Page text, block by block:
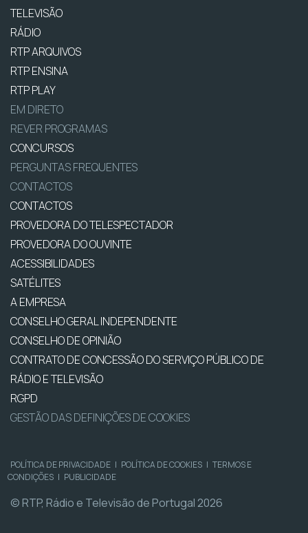
TELEVISÃO
RÁDIO
RTP ARQUIVOS
RTP ENSINA
RTP PLAY
EM DIRETO
REVER PROGRAMAS
CONCURSOS
PERGUNTAS FREQUENTES
CONTACTOS
CONTACTOS
PROVEDORA DO TELESPECTADOR
PROVEDORA DO OUVINTE
ACESSIBILIDADES
SATÉLITES
A EMPRESA
CONSELHO GERAL INDEPENDENTE
CONSELHO DE OPINIÃO
CONTRATO DE CONCESSÃO DO SERVIÇO PÚBLICO DE
RÁDIO E TELEVISÃO
RGPD
GESTÃO DAS DEFINIÇÕES DE COOKIES
POLÍTICA DE PRIVACIDADE | POLÍTICA DE COOKIES | TERMOS E
CONDIÇÕES | PUBLICIDADE
© RTP, Rádio e Televisão de Portugal 2026